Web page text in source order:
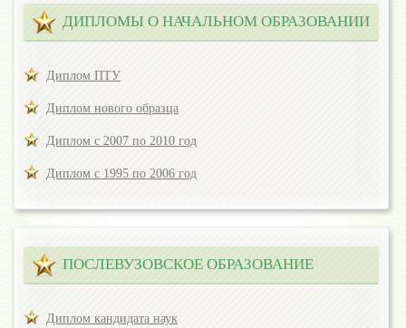
ДИПЛОМЫ О НАЧАЛЬНОМ ОБРАЗОВАНИИ
Диплом ПТУ
Диплом нового образца
Диплом с 2007 по 2010 год
Диплом с 1995 по 2006 год
ПОСЛЕВУЗОВСКОЕ ОБРАЗОВАНИЕ
Диплом кандидата наук